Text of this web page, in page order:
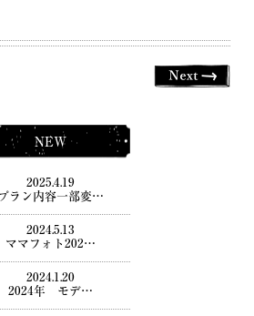
NEW
2025.4.19
ラン内容一部変…
2024.5.13
ママフォト202…
2024.1.20
2024年 モデ…